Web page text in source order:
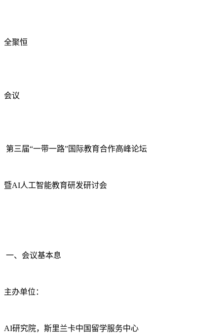
全聚恒
会议
第三届“一带一路”国际教育合作高峰论坛
暨AI人工智能教育研发研讨会
一、会议基本息
主办单位：
AI研究院，斯里兰卡中国留学服务中心